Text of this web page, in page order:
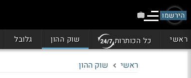
הירשמו
ראשי כל הכותרות שוק ההון גלובל
ראשי שוק ההון